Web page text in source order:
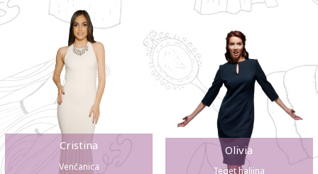
Cristina
Venčanica
Olivia
Teget haljina